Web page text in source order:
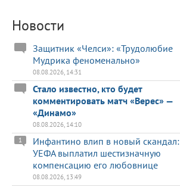
Новости
Защитник «Челси»: «Трудолюбие
Мудрика феноменально»
08.08.2026, 14:31
Стало известно, кто будет
комментировать матч «Верес» —
«Динамо»
08.08.2026, 14:10
Инфантино влип в новый скандал:
УЕФА выплатил шестизначную
компенсацию его любовнице
1
08.08.2026, 13:49